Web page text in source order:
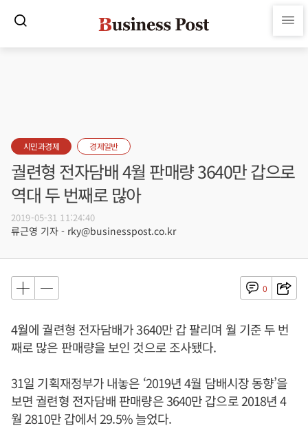
시민과경제 경제일반
궐련형 전자담배 4월 판매량 3640만 갑으로
역대 두 번째로 많아
2019-05-31 11:24:40
류근영 기자 - rky@businesspost.co.kr
0
4월에 궐련형 전자담배가 3640만 갑 팔리며 월 기준 두 번
째로 많은 판매량을 보인 것으로 조사됐다.
31일 기획재정부가 내놓은 ‘2019년 4월 담배시장 동향’을
보면 궐련형 전자담배 판매량은 3640만 갑으로 2018년 4
월 2810만 갑에서 29.5% 늘었다.